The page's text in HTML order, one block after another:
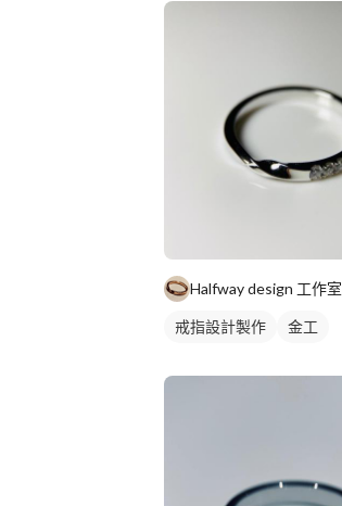
Halfway design 工作室
戒指設計製作 金工